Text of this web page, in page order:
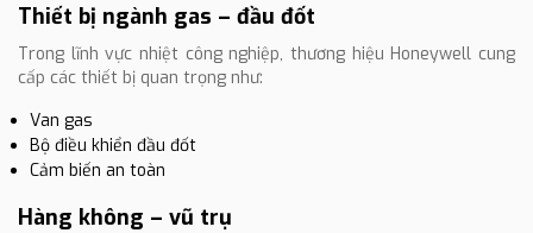
Thiết bị ngành gas – đầu đốt
Trong lĩnh vực nhiệt công nghiệp, thương hiệu Honeywell cung
cấp các thiết bị quan trọng như:
Van gas
Bộ điều khiển đầu đốt
Cảm biến an toàn
Hàng không – vũ trụ